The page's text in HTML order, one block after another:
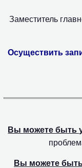
Заместитель
Осуществить
Вы можете быть
Вы можете